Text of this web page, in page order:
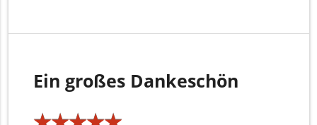
Ein großes Dankeschön